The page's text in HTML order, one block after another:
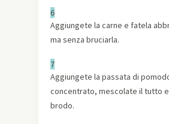
6
Aggiungete la carne e fatela
ma senza bruciarla.
7
Aggiungete la passata di
concentrato, mescolate il tutto
brodo.